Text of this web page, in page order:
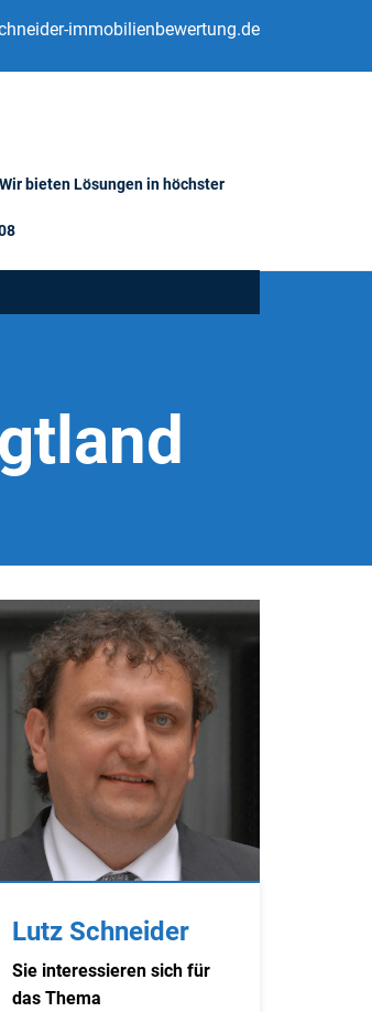
immobilienbewertung.de
bieten Lösungen in höchster
Lutz Schneider
Sie interessieren sich für
das Thema